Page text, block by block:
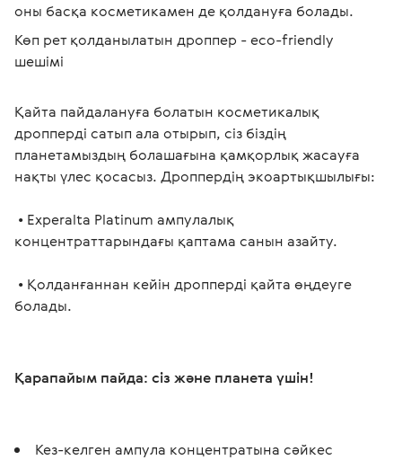
оны басқа косметикамен де қолдануға болады.
Көп рет қолданылатын дроппер - eco-friendly
шешімі
Қайта пайдалануға болатын косметикалық
дропперді сатып ала отырып, сіз біздің
планетамыздың болашағына қамқорлық жасауға
нақты үлес қосасыз. Дроппердің экоартықшылығы:
• Experalta Platinum ампулалық
концентраттарындағы қаптама санын азайту.
• Қолданғаннан кейін дропперді қайта өңдеуге
болады.
Қарапайым пайда: сіз және планета үшін!
Кез-келген ампула концентратына сәйкес